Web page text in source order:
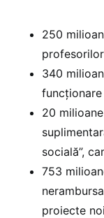
250
340
20
socială”,
753
proiecte